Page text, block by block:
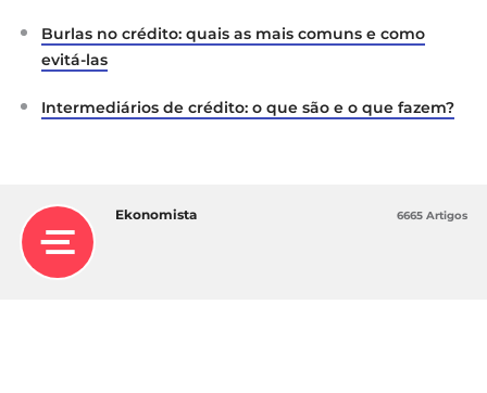
Burlas no crédito: quais as mais comuns e como
evitá-las
Intermediários de crédito: o que são e o que fazem?
Ekonomista 6665 Artigos